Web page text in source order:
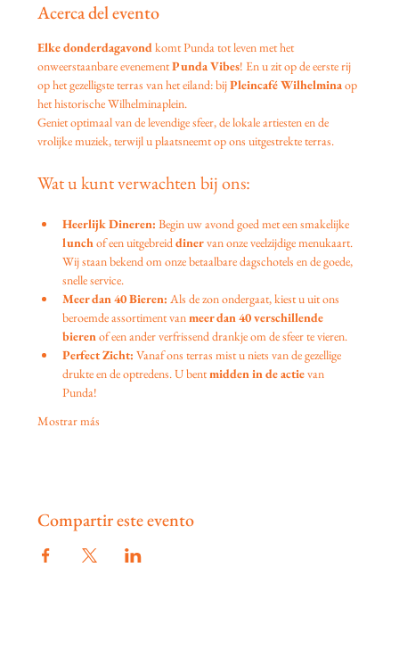
Acerca del evento
Elke donderdagavond komt Punda tot leven met het
onweerstaanbare evenement Punda Vibes! En u zit op de eerste rij
op het gezelligste terras van het eiland: bij Pleincafé Wilhelmina op
het historische Wilhelminaplein.
Geniet optimaal van de levendige sfeer, de lokale artiesten en de
vrolijke muziek, terwijl u plaatsneemt op ons uitgestrekte terras.
Wat u kunt verwachten bij ons:
Heerlijk Dineren: Begin uw avond goed met een smakelijke
lunch of een uitgebreid diner van onze veelzijdige menukaart.
Wij staan bekend om onze betaalbare dagschotels en de goede,
snelle service.
Meer dan 40 Bieren: Als de zon ondergaat, kiest u uit ons
beroemde assortiment van meer dan 40 verschillende
bieren of een ander verfrissend drankje om de sfeer te vieren.
Perfect Zicht: Vanaf ons terras mist u niets van de gezellige
drukte en de optredens. U bent midden in de actie van
Punda!
Mostrar más
Compartir este evento